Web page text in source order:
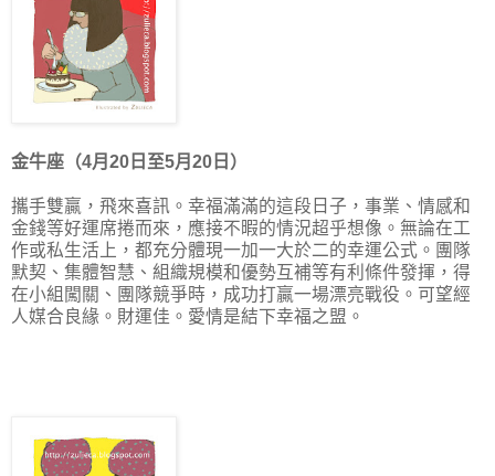
金牛座（4月20日至5月20日）
攜手雙贏，飛來喜訊。幸福滿滿的這段日子，事業、情感和
金錢等好運席捲而來，應接不暇的情況超乎想像。無論在工
作或私生活上，都充分體現一加一大於二的幸運公式。團隊
默契、集體智慧、組織規模和優勢互補等有利條件發揮，得
在小組闖關、團隊競爭時，成功打贏一場漂亮戰役。可望經
人媒合良緣。財運佳。愛情是結下幸福之盟。